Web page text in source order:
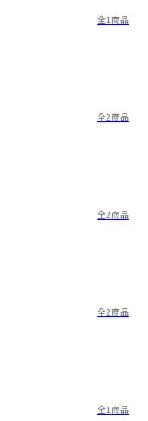
全1商品
全2商品
全2商品
全2商品
全1商品